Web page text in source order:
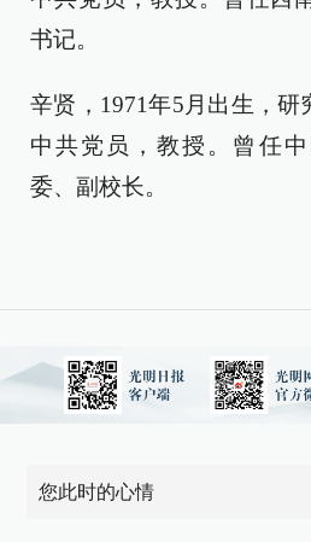
书记。
辛贤，1971年5月出生，研
中共党员，教授。曾任
委、副校长。
您此时的心情